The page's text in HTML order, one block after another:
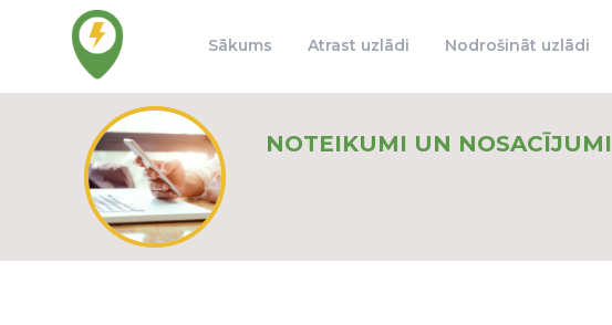
Sākums Atrast uzlādi Nodrošināt uzlādi
NOTEIKUMI UN NOSACĪJUMI